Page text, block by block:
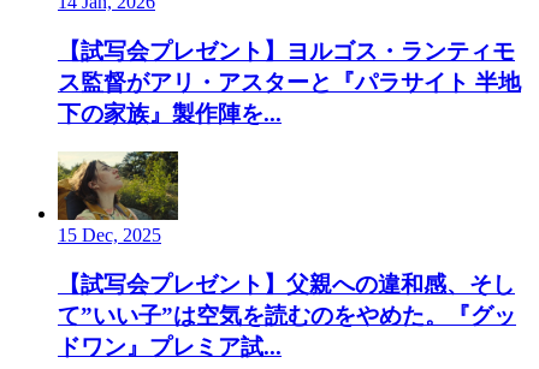
【試写会プレゼント】ヨルゴス・ランティモ
ス監督がアリ・アスターと『パラサイト 半地
下の家族』製作陣を...
15 Dec, 2025
【試写会プレゼント】父親への違和感、そし
て”いい子”は空気を読むのをやめた。『グッ
ドワン』プレミア試...